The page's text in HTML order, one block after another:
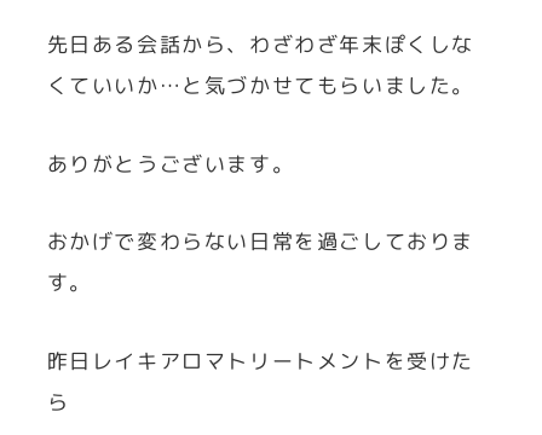
先日ある会話から、わざわざ年末ぽくしな
くていいか…と気づかせてもらいました。
ありがとうございます。
おかげで変わらない日常を過ごしておりま
す。
昨日レイキアロマトリートメントを受けた
ら